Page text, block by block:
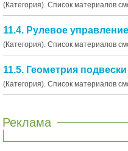
(Категория). Список материалов
11.4. Рулевое управление
(Категория). Список материалов
11.5. Геометрия подвески
(Категория). Список материалов
Реклама